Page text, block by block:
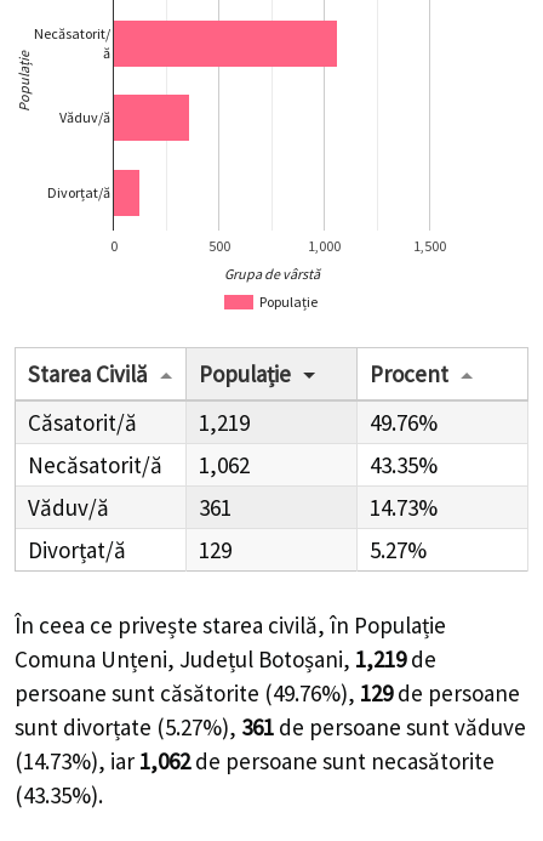
Populație
0 500 1,000 1,500
Necăsatorit/
ă
Văduv/ă
Divorțat/ă
Grupa de vârstă
Populație
Starea Civilă Populație
Procent
Căsatorit/ă
1,219
49.76%
Necăsatorit/ă
1,062
43.35%
Văduv/ă
361
14.73%
Divorțat/ă
129 5.27%
În ceea ce privește starea civilă, în Populație
Comuna Unțeni, Județul Botoșani, 1,219 de
persoane sunt căsătorite (49.76%), 129 de persoane
sunt divorțate (5.27%), 361 de persoane sunt văduve
(14.73%), iar 1,062 de persoane sunt necasătorite
(43.35%).